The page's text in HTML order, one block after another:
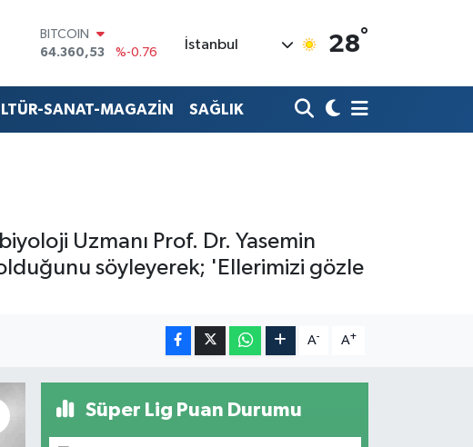
BITCOIN
64.360,53
%-0.76
EURO
İstanbul 28°
SANAT-MAGAZİN SAĞLIK
Uzmanı Prof. Dr. Yasemin
söyleyerek; 'Ellerimizi gözle
A- A+
Süper Lig Puan Durumu